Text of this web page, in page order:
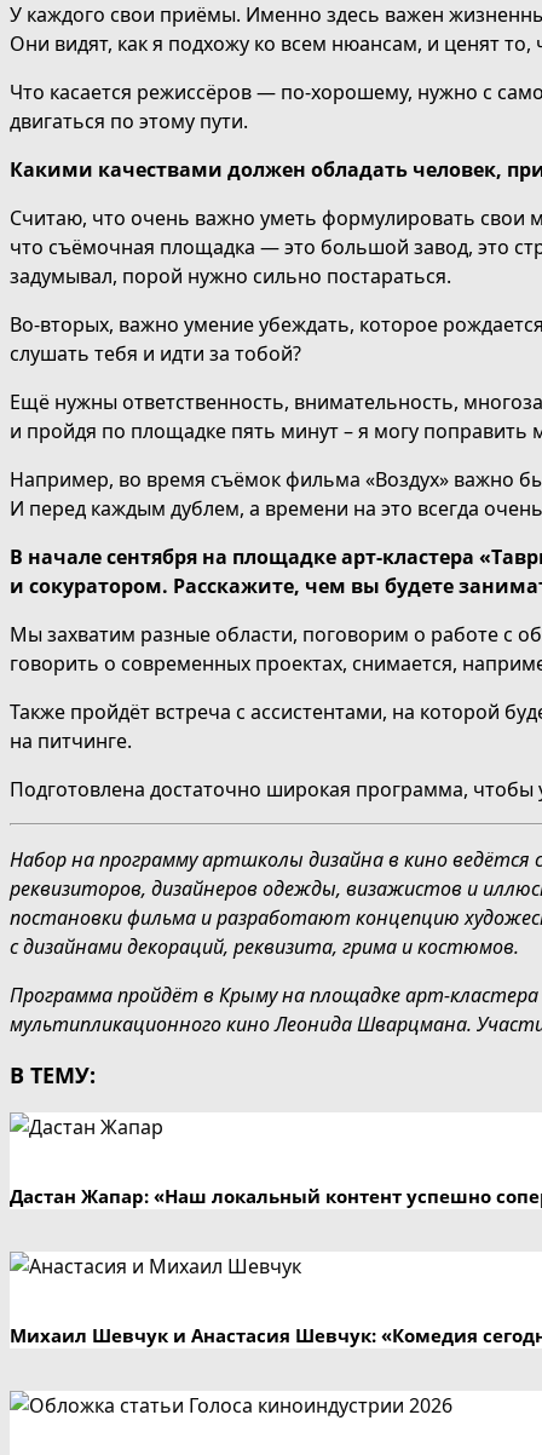
У каждого свои приёмы. Именно здесь важен
Они видят, какя подхожу ко всем нюансам, и ценят
Что касается режиссёров — по-хорошему, нужно с
двигаться по этому пути.
Какими качествами должен обладать человек,
Считаю, что очень важно уметь формулировать свои
что съёмочная площадка — это большой завод, это
задумывал, порой нужно сильно постараться.
Во-вторых, важно умение убеждать, которое
слушать тебя и идти за тобой?
Ещё нужны ответственность, внимательность,
и пройдя по площадке пять минут – я могу
Например, во время съёмок фильма «Воздух» важно
И перед каждым дублем, а времени на это всегда
В начале сентября на площадке арт-кластера
и сокуратором. Расскажите, чем вы будете
Мы захватим разные области, поговорим о работе с
говорить о современных проектах, снимается,
Также пройдёт встреча с ассистентами, на которой
на питчинге.
Подготовлена достаточно широкая программа,
Набор на программу артшколы дизайна в кино ведётся
реквизиторов, дизайнеров одежды, визажистов и
постановки фильма и разработают концепцию
с дизайнами декораций, реквизита, грима и костюмов.
Программа пройдёт в Крыму на площадке арт-
мультипликационного кино Леонида Шварцмана.
В ТЕМУ:
Дастан Жапар: «Наш локальный контент успешно
Михаил Шевчук и Анастасия Шевчук: «Комедия